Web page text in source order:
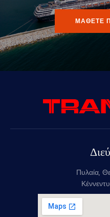
ΜΑΘΕΤΕ
Πυλαία,